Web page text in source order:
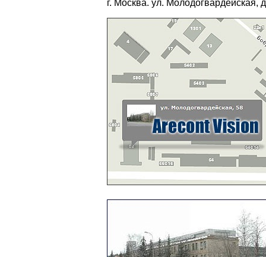
г. Москва. ул.